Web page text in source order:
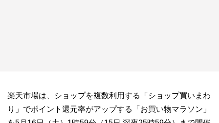
楽天市場は、ショップを複数利用する「ショップ買いまわ
り」でポイント還元率がアップする「お買い物マラソン」